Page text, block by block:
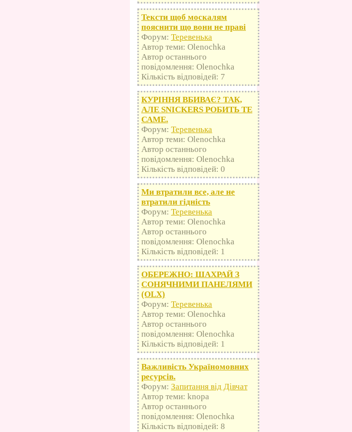
Тексти щоб москалям
пояснити що вони не праві
Форум: Теревенька
Автор теми: Olenochka
Автор останнього
повідомлення: Olenochka
Кількість відповідей: 7
КУРІННЯ ВБИВАЄ? ТАК,
АЛЕ SNICKERS РОБИТЬ ТЕ
САМЕ.
Форум: Теревенька
Автор теми: Olenochka
Автор останнього
повідомлення: Olenochka
Кількість відповідей: 0
Ми втратили все, але не
втратили гідність
Форум: Теревенька
Автор теми: Olenochka
Автор останнього
повідомлення: Olenochka
Кількість відповідей: 1
ОБЕРЕЖНО: ШАХРАЙ З
СОНЯЧНИМИ ПАНЕЛЯМИ
(OLX)
Форум: Теревенька
Автор теми: Olenochka
Автор останнього
повідомлення: Olenochka
Кількість відповідей: 1
Важливість Україномовних
ресурсів.
Форум: Запитання від Дівчат
Автор теми: knopa
Автор останнього
повідомлення: Olenochka
Кількість відповідей: 8